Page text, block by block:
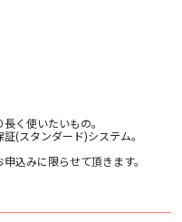
く使いたいもの。
(スタンダード)システム。
込みに限らせて頂きます。